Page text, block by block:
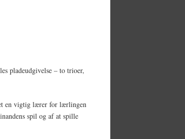
pladeudgivelse – to trioer,
en vigtig lærer for lærlingen
spil og af at spille